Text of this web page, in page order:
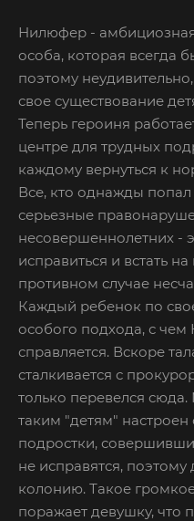
Нилюфер -
особа, которая всегда
поэтому
свое существование
Теперь героиня
центре для трудных
каждому вернуться к
Все, кто однажды
серьезные
несовершеннолетних -
исправиться и встать
противном случае
Каждый ребенок по
особого подхода, с
справляется. Вскоре
сталкивается с
только перевелся
таким "детям" настроен
подростки,
не исправятся, поэтому
колонию. Такое
поражает девушку, что